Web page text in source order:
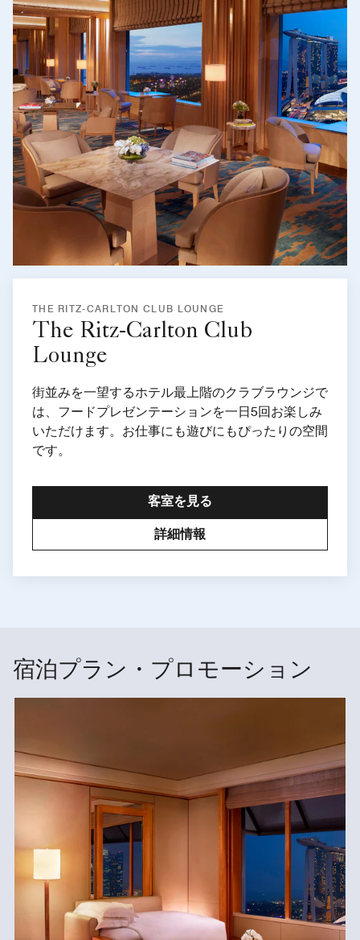
THE RITZ-CARLTON CLUB LOUNGE
The Ritz-Carlton Club
Lounge
街並みを一望するホテル最上階のクラブラウンジで
は、フードプレゼンテーションを一日5回お楽しみ
いただけます。お仕事にも遊びにもぴったりの空間
です。
客室を見る
詳細情報
宿泊プラン・プロモーション